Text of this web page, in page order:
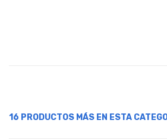
16 PRODUCTOS MÁS EN ESTA